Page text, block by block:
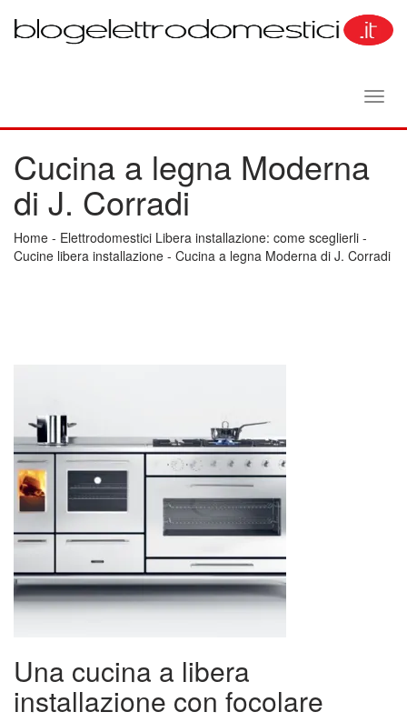
Cucina a legna Moderna
di J. Corradi
Home - Elettrodomestici Libera installazione: come sceglierli -
Cucine libera installazione - Cucina a legna Moderna di J. Corradi
Una cucina a libera
installazione con focolare